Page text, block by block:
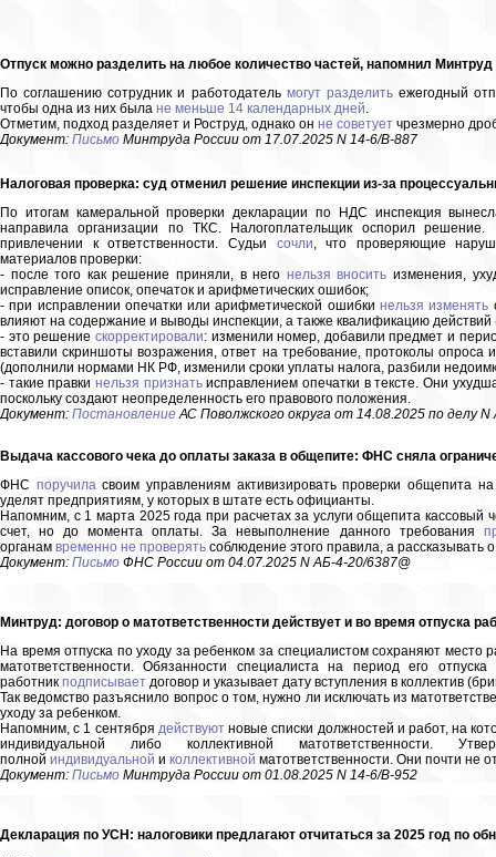
Отпуск можно разделить на любое количество частей, напомнил Минтруд
По соглашению сотрудник и работодатель могут разделитьежегодный
чтобы одна из них была не меньше 14 календарных дней.
Отметим, подход разделяет и Роструд, однако он не советует чрезмерно
Документ: Письмо Минтруда России от 17.07.2025 N 14-6/В-887
Налоговая проверка: суд отменил решение инспекции из-за
По итогам камеральной проверки декларации по НДС инспекция
направила организации по ТКС. Налогоплательщик оспорил
привлечении к ответственности. Судьи сочли, что проверяющие
материалов проверки:
- после того как решение приняли, в него нельзя вносить изменения,
исправление описок, опечаток и арифметических ошибок;
- при исправлении опечатки или арифметической ошибки нельзя изменять
влияют на содержание и выводы инспекции, а также квалификацию действий
- это решение скорректировали: изменили номер, добавили предмет и
вставили скриншоты возражения, ответ на требование, протоколы
(дополнили нормами НК РФ, изменили сроки уплаты налога, разбили
- такие правки нельзя признатьисправлением опечатки в тексте. Они
поскольку создают неопределенность его правового положения.
Документ: ПостановлениеАС Поволжского округа от 14.08.2025 по делу N
Выдача кассового чека до оплаты заказа в общепите: ФНС сняла
ФНС поручиласвоим управлениям активизировать проверки общепита
уделят предприятиям, у которых в штате есть официанты.
Напомним, с 1 марта 2025 года при расчетах за услуги общепита кассовый
счет, но до момента оплаты. За невыполнение данного требования
органам временно не проверять соблюдение этого правила, а рассказывать
Документ: Письмо ФНС России от 04.07.2025 N АБ-4-20/6387@
Минтруд: договор о матответственности действует и во время отпуска
На время отпуска по уходу за ребенком за специалистом сохраняют место
матответственности. Обязанности специалиста на период его
работник подписывает договор и указывает дату вступления в коллектив
Так ведомство разъяснило вопрос о том, нужно ли исключать из
уходу за ребенком.
Напомним, с 1 сентября действуютновые списки должностей и работ, на
индивидуальной либо коллективной
полной индивидуальной и коллективной матответственности. Они почти не
Документ: Письмо Минтруда России от 01.08.2025 N 14-6/В-952
Декларация по УСН: налоговики предлагают отчитаться за 2025 год по